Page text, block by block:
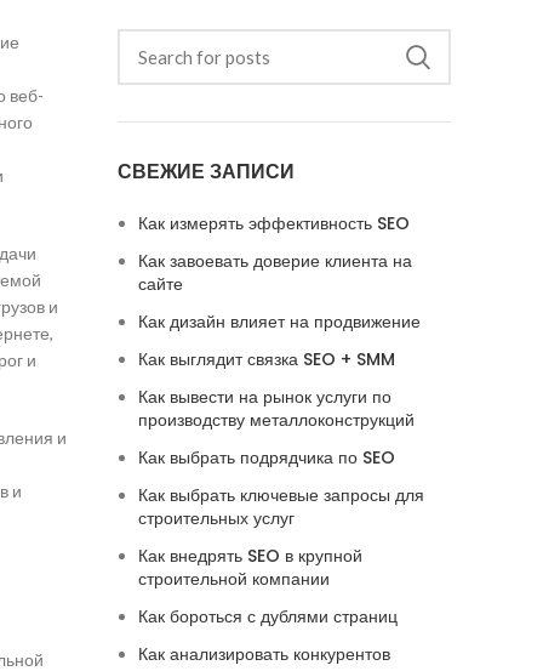
веб-
и
и
и
и
СВЕЖИЕ ЗАПИСИ
Как измерять эффективность SEO
Как завоевать доверие клиента на
сайте
Как дизайн влияет на продвижение
Как выглядит связка SEO + SMM
Как вывести на рынок услуги по
производству металлоконструкций
Как выбрать подрядчика по SEO
Как выбрать ключевые запросы для
строительных услуг
Как внедрять SEO в крупной
строительной компании
Как бороться с дублями страниц
Как анализировать конкурентов